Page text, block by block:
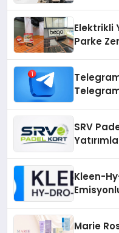
Elektrikli
Parke
SRV
Kleen-
Marie